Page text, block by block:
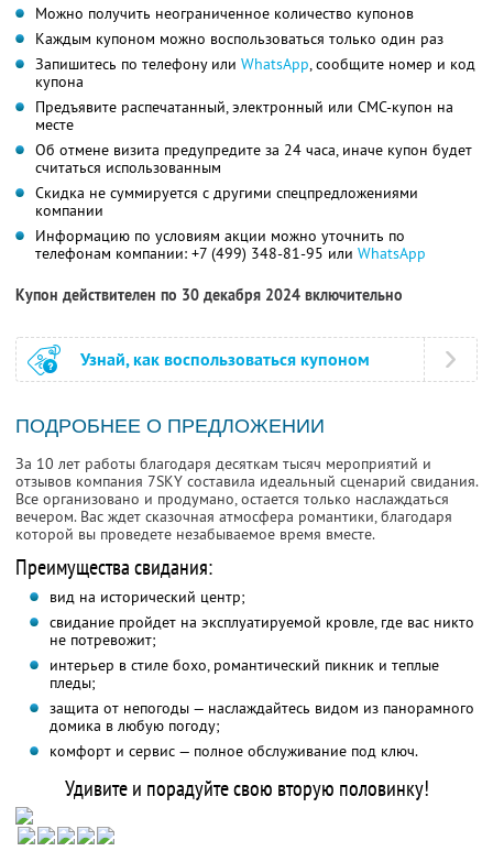
Можно получить неограниченное количество купонов
Каждым купоном можно воспользоваться только один раз
Запишитесь по телефону или WhatsApp, сообщите номер и код
купона
Предъявите распечатанный, электронный или СМС-купон на
месте
Об отмене визита предупредите за 24 часа, иначе купон будет
считаться использованным
Скидка не суммируется с другими спецпредложениями
компании
Информацию по условиям акции можно уточнить по
телефонам компании: +7 (499) 348-81-95 или WhatsApp
Купон действителен по 30 декабря 2024 включительно
Узнай, как воспользоваться купоном
ПОДРОБНЕЕ О ПРЕДЛОЖЕНИИ
За 10 лет работы благодаря десяткам тысяч мероприятий и
отзывов компания 7SKY составила идеальный сценарий свидания.
Все организовано и продумано, остается только наслаждаться
вечером. Вас ждет сказочная атмосфера романтики, благодаря
которой вы проведете незабываемое время вместе.
Преимущества свидания:
вид на исторический центр;
свидание пройдет на эксплуатируемой кровле, где вас никто
не потревожит;
интерьер в стиле бохо, романтический пикник и теплые
пледы;
защита от непогоды — наслаждайтесь видом из панорамного
домика в любую погоду;
комфорт и сервис — полное обслуживание под ключ.
Удивите и порадуйте свою вторую половинку!